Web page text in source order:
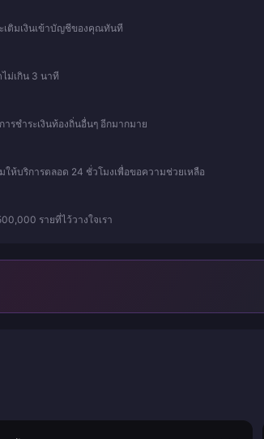
ะเติมเงินเข้าบัญชีของคุณทันที
ม่เกิน 3 นาที
ารชำระเงินท้องถิ่นอื่นๆ อีกมากมาย
ห้บริการตลอด 24 ชั่วโมงเพื่อขอความช่วยเหลือ
รายที่ไว้วางใจเรา